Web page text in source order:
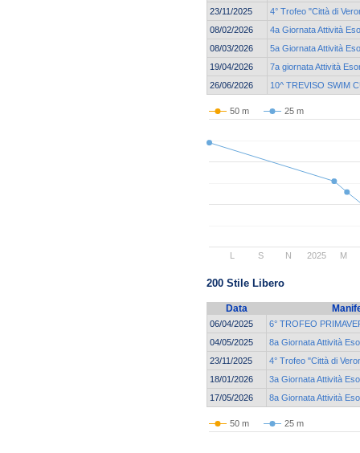
23/11/2025
4° Trofeo "Città di
08/02/2026
4a Giornata Attività
08/03/2026
5a Giornata Attività
19/04/2026
7a giornata Attività
26/06/2026
10^ TREVISO SWIM
50 m 25 m
2025
L S N M
200 Stile Libero
Data
06/04/2025
6° TROFEO
04/05/2025
8a Giornata Attività
23/11/2025
4° Trofeo "Città di
18/01/2026
3a Giornata Attività
17/05/2026
8a Giornata Attività
50 m 25 m